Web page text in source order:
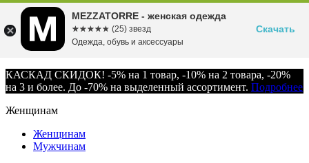
КАСКАД СКИДОК! -5% на 1 товар, -10% на 2 товара, -20%
на 3 и более. До -70% на выделенный ассортимент. Подробнее
Женщинам
Женщинам
Мужчинам
MEZZATORRE - женская одежда
☆☆☆☆☆
★★★★★ (25) звезд
Одежда, обувь и аксессуары
Скачать